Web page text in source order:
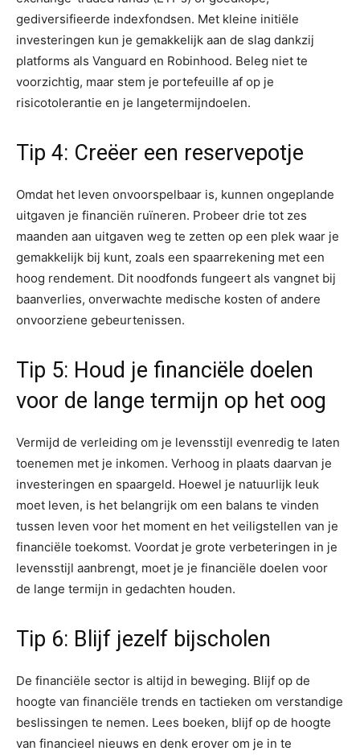
gediversifieerde indexfondsen. Met kleine initiële
investeringen kun je gemakkelijk aan de slag dankzij
platforms als Vanguard en Robinhood. Beleg niet te
voorzichtig, maar stem je portefeuille af op je
risicotolerantie en je langetermijndoelen.
Tip 4: Creëer een reservepotje
Omdat het leven onvoorspelbaar is, kunnen ongeplande
uitgaven je financiën ruïneren. Probeer drie tot zes
maanden aan uitgaven weg te zetten op een plek waar je
gemakkelijk bij kunt, zoals een spaarrekening met een
hoog rendement. Dit noodfonds fungeert als vangnet bij
baanverlies, onverwachte medische kosten of andere
onvoorziene gebeurtenissen.
Tip 5: Houd je financiële doelen
voor de lange termijn op het oog
Vermijd de verleiding om je levensstijl evenredig te laten
toenemen met je inkomen. Verhoog in plaats daarvan je
investeringen en spaargeld. Hoewel je natuurlijk leuk
moet leven, is het belangrijk om een balans te vinden
tussen leven voor het moment en het veiligstellen van je
financiële toekomst. Voordat je grote verbeteringen in je
levensstijl aanbrengt, moet je je financiële doelen voor
de lange termijn in gedachten houden.
Tip 6: Blijf jezelf bijscholen
De financiële sector is altijd in beweging. Blijf op de
hoogte van financiële trends en tactieken om verstandige
beslissingen te nemen. Lees boeken, blijf op de hoogte
van financieel nieuws en denk erover om je in te